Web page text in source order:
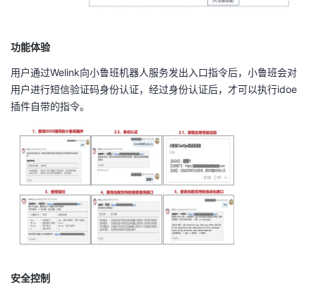
功能体验
用户通过Welink向小鲁班机器人服务发出入口指令后，小鲁班会对
用户进行短信验证码身份认证，经过身份认证后，才可以执行idoe
插件自带的指令。
安全控制